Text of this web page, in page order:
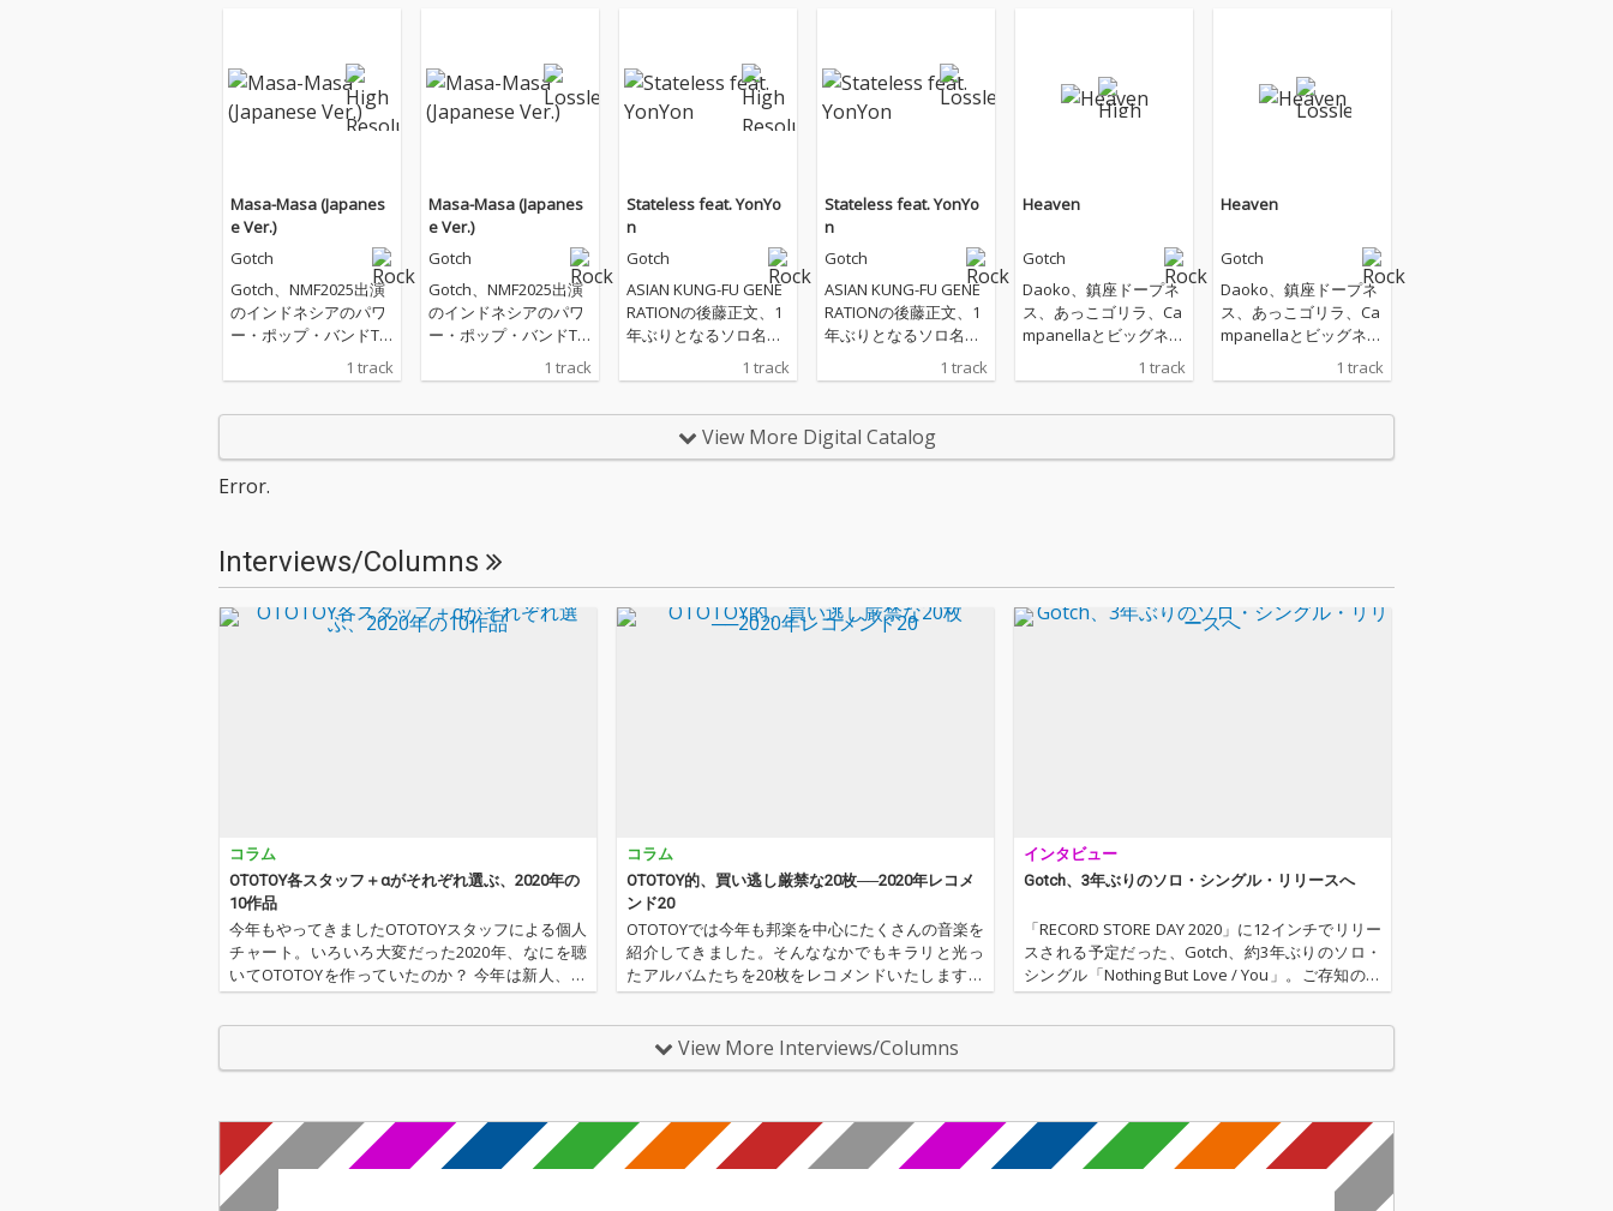
Masa-Masa (Japanes
e Ver.)
Gotch
Gotch、NMF2025出演
のインドネシアのパワ
ー・ポップ・バンドTh
a」を日本語でカバ
1 track
Masa-Masa (Japanes
e Ver.)
Gotch
Gotch、NMF2025出演
のインドネシアのパワ
ー・ポップ・バンドTh
a」を日本語でカバ
1 track
Stateless feat. YonYo
n
Gotch
ASIAN KUNG-FU GENE
RATIONの後藤正文、1
年ぶりとなるソロ名義
の新曲「Stateless fea
t. YonYon」をリリース
1 track
Stateless feat. YonYo
n
Gotch
ASIAN KUNG-FU GENE
RATIONの後藤正文、1
年ぶりとなるソロ名義
の新曲「Stateless fea
t. YonYon」をリリース
1 track
Heaven
Gotch
Daoko、鎮座ドープネ
ス、あっこゴリラ、Ca
mpanellaとビッグネー
している、日本が世界
セム！
1 track
Heaven
Gotch
Daoko、鎮座ドープネ
ス、あっこゴリラ、Ca
mpanellaとビッグネー
している、日本が世界
セム！
1 track
View More Digital Catalog
Error.
Interviews/Columns
コラム
OTOTOY各スタッフ＋αがそれぞれ選ぶ、2020年の
10作品
今年もやってきましたOTOTOYスタッフによる個人
チャート。いろいろ大変だった2020年、なにを聴
いてOTOTOYを作っていたのか？ 今年は新人、梶
野に加えてインターン、そしてコントリビュータ
コラム
OTOTOY的、買い逃し厳禁な20枚──2020年レコメ
ンド20
OTOTOYでは今年も邦楽を中心にたくさんの音楽を
紹介してきました。そんななかでもキラリと光っ
たアルバムたちを20枚をレコメンドいたします。
まさに買い逃し厳禁な20枚、2020年の作品たちを
2020 …
インタビュー
Gotch、3年ぶりのソロ・シングル・リリースへ
「RECORD STORE DAY 2020」に12インチでリリー
スされる予定だった、Gotch、約3年ぶりのソロ・
シングル「Nothing But Love / You」。ご存知のよ
うに、新型コロナウィルス感染拡大防止への配慮
View More Interviews/Columns